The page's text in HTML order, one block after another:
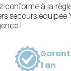
conforme à la
secours équipée
!
1 an